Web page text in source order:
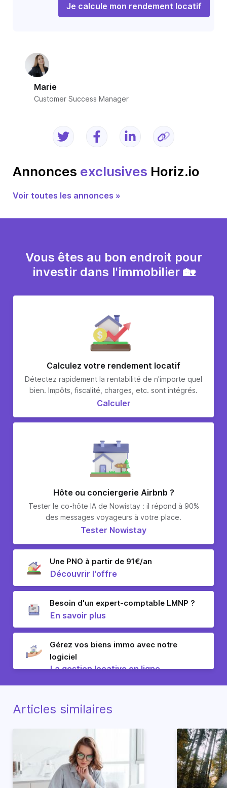
Je calcule mon rendement locatif
Marie
Customer Success Manager
Annonces exclusives Horiz.io
Voir toutes les annonces »
Vous êtes au bon endroit pour
investir dans l'immobilier 🏡
Calculez votre rendement locatif
Détectez rapidement la rentabilité de n'importe quel
bien. Impôts, fiscalité, charges, etc. sont intégrés.
Calculer
Hôte ou conciergerie Airbnb ?
Tester le co-hôte IA de Nowistay : il répond à 90%
des messages voyageurs à votre place.
Tester Nowistay
Une PNO à partir de 91€/an
Découvrir l'offre
Besoin d'un expert-comptable LMNP ?
En savoir plus
Gérez vos biens immo avec notre
logiciel
La gestion locative en ligne
Articles similaires